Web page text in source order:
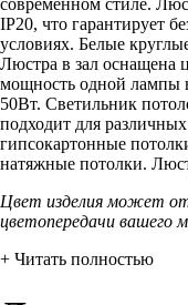
современном стиле.
IP20, что гарантирует
условиях. Белые
Люстра в зал оснащена
мощность одной лампы в
50Вт. Светильник
подходит для
гипсокартонные
натяжные потолки.
Цвет изделия может
цветопередачи вашего
+ Читать полностью